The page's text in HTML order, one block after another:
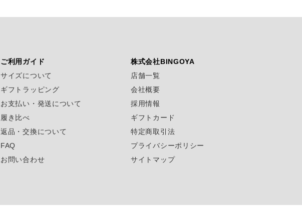
ご利用ガイド
サイズについて
ギフトラッピング
お支払い・発送について
履き比べ
返品・交換について
FAQ
お問い合わせ
株式会社BINGOYA
店舗一覧
会社概要
採用情報
ギフトカード
特定商取引法
プライバシーポリシー
サイトマップ